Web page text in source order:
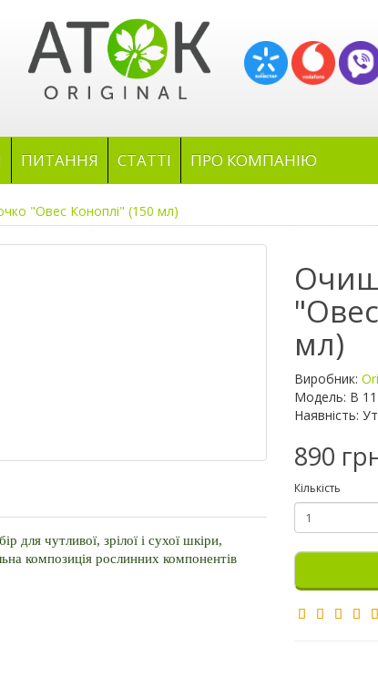
ПИТАННЯ СТАТТІ ПРО КОМПАНІЮ
"Овес Коноплі" (150 мл)
для чутливої, зрілої і сухої шкіри,
композиція рослинних компонентів
мл)
Виробник:
Модель: B
Наявність:
890
Кількість